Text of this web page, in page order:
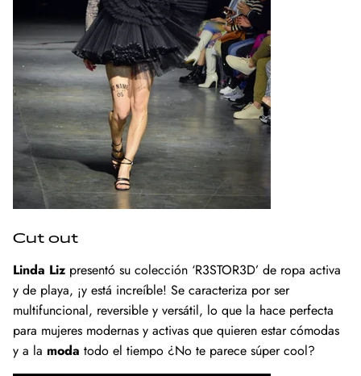
Cut out
Linda Liz presentó su colección ‘R3STOR3D’ de ropa activa
y de playa, ¡y está increíble! Se caracteriza por ser
multifuncional, reversible y versátil, lo que la hace perfecta
para mujeres modernas y activas que quieren estar cómodas
y a la moda todo el tiempo ¿No te parece súper cool?